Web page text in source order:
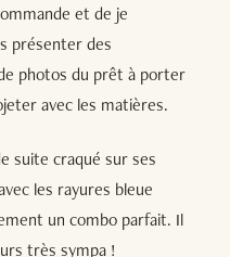
et de je
présenter des
photos du prêt à porter
avec les matières.
suite craqué sur ses
les rayures bleue
un combo parfait. Il
très sympa !